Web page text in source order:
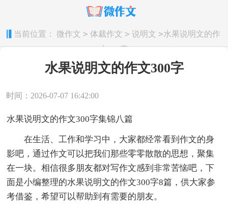
当前位置： 微作文 > 体裁作文 > 说明文 >水果说明文的作
文300字
水果说明文的作文300字
时间：2026-07-07 16:42:00
水果说明文的作文300字集锦八篇
在生活、工作和学习中，大家都经常看到作文的身
影吧，通过作文可以把我们那些零零散散的思想，聚集
在一块。相信很多朋友都对写作文感到非常苦恼吧，下
面是小编整理的水果说明文的作文300字8篇，供大家参
考借鉴，希望可以帮助到有需要的朋友。